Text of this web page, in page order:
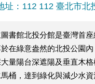
址：112 112 臺北市北
書館北投分館是臺灣首
在綠意盎然的北投公園
量陽台深遮陽及垂直木
桶，達到綠化與減少水